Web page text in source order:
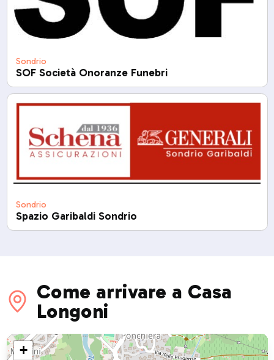
Sondrio
SOF Società Onoranze Funebri
Sondrio
Spazio Garibaldi Sondrio
Come arrivare a Casa
Longoni
+